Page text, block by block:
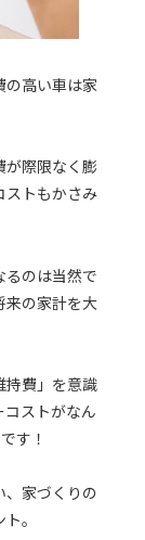
の高い車は家
が際限なく膨
ストもかさみ
るのは当然で
来の家計を大
持費」を意識
ストがなん
す！
、家づくりの
。